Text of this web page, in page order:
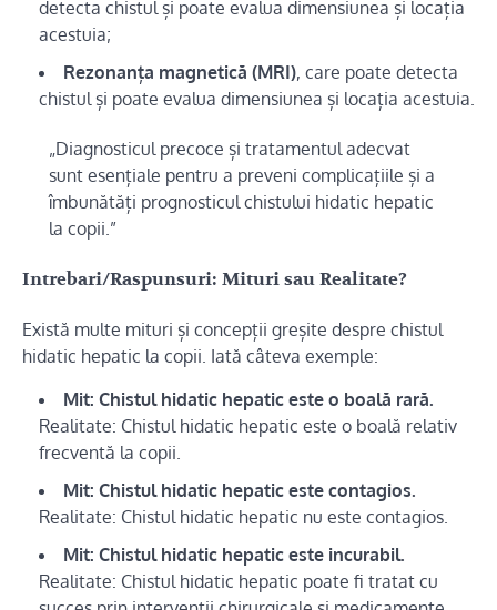
detecta chistul și poate evalua dimensiunea și locația
acestuia;
Rezonanța magnetică (MRI), care poate detecta
chistul și poate evalua dimensiunea și locația acestuia.
„Diagnosticul precoce și tratamentul adecvat
sunt esențiale pentru a preveni complicațiile și a
îmbunătăți prognosticul chistului hidatic hepatic
la copii.”
Intrebari/Raspunsuri: Mituri sau Realitate?
Există multe mituri și concepții greșite despre chistul
hidatic hepatic la copii. Iată câteva exemple:
Mit: Chistul hidatic hepatic este o boală rară.
Realitate: Chistul hidatic hepatic este o boală relativ
frecventă la copii.
Mit: Chistul hidatic hepatic este contagios.
Realitate: Chistul hidatic hepatic nu este contagios.
Mit: Chistul hidatic hepatic este incurabil.
Realitate: Chistul hidatic hepatic poate fi tratat cu